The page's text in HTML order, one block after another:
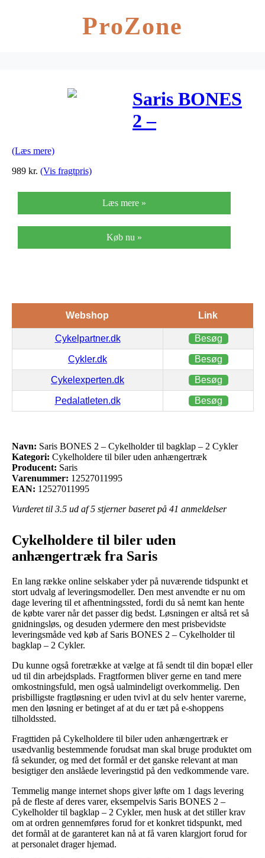
ProZone
Saris BONES
2 –
Cykler
(Læs mere)
989 kr. (Vis fragtpris)
Læs mere »
Køb nu »
Webshop Link
Cykelpartner.dk Besøg
Cykler.dk Besøg
Cykelexperten.dk Besøg
Pedalatleten.dk Besøg
Navn: Saris BONES 2 – Cykelholder til bagklap – 2 Cykler
Kategori: Cykelholdere til biler uden anhængertræk
Producent: Saris
Varenummer: 12527011995
EAN: 12527011995
Vurderet til 3.5 ud af 5 stjerner baseret på 41 anmeldelser
Cykelholdere til biler uden
anhængertræk fra Saris
En lang række online selskaber yder på nuværende tidspunkt et
stort udvalg af leveringsmodeller. Den mest anvendte er nu om
dage levering til et afhentningssted, fordi du så nemt kan hente
de købte varer når det passer dig bedst. Løsningen er altså ret så
gnidningsløs, og desuden ydermere den mest prisbevidste
leveringsmåde ved køb af Saris BONES 2 – Cykelholder til
bagklap – 2 Cykler.
Du kunne også foretrække at vælge at få sendt til din bopæl eller
ud til din arbejdsplads. Fragtformen bliver gerne en tand mere
omkostningsfuld, men også ualmindeligt overkommelig. Den
prisbilligste fragtløsning er uden tvivl at du selv henter varerne,
men den løsning er betinget af at du er tæt på e-shoppens
tilholdssted.
Fragttiden på Cykelholdere til biler uden anhængertræk er
usædvanlig bestemmende forudsat man skal bruge produktet om
få sekunder, og med det formål er det ganske relevant at man
besigtiger den anslåede leveringstid på den vedkommende vare.
Temmelig mange internet shops giver løfte om 1 dags levering
på de fleste af deres varer, eksempelvis Saris BONES 2 –
Cykelholder til bagklap – 2 Cykler, men husk at det stiller krav
om at ordren gennemføres forud for et konkret tidspunkt, med
det formål at de garanteret kan nå at få varen klargjort forud for
at personalet drager hjemad.